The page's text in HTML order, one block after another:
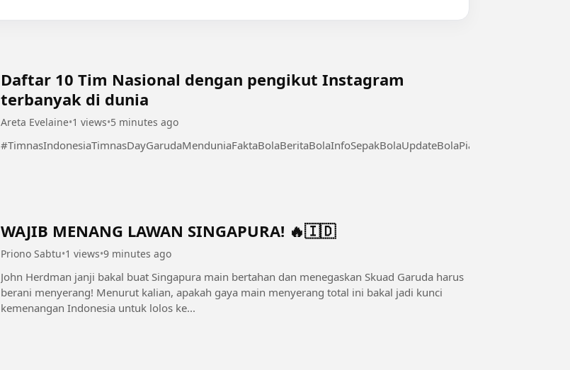
Daftar 10 Tim Nasional dengan pengikut Instagram
terbanyak di dunia
Areta Evelaine•1 views•5 minutes ago
#TimnasIndonesiaTimnasDayGarudaMenduniaFaktaBolaBeritaBolaInfoSepakBolaUpdateBolaPialaDunia
WAJIB MENANG LAWAN SINGAPURA! 🔥🇮🇩
Priono Sabtu•1 views•9 minutes ago
John Herdman janji bakal buat Singapura main bertahan dan menegaskan Skuad Garuda harus
berani menyerang! Menurut kalian, apakah gaya main menyerang total ini bakal jadi kunci
kemenangan Indonesia untuk lolos ke...